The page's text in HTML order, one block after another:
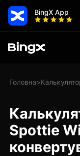
BingX App
Головна>
Spottie